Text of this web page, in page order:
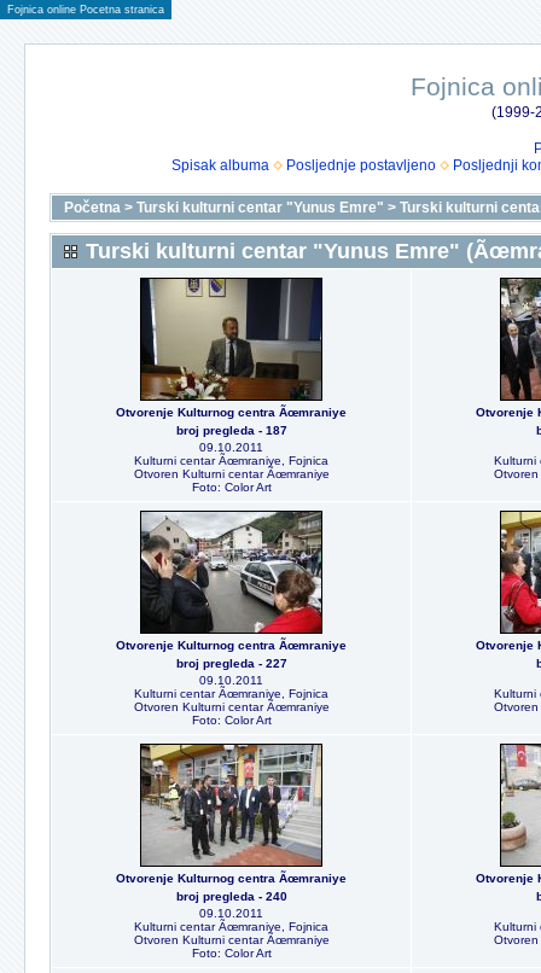
Fojnica online Pocetna stranica
Fojnica
(1999-
Spisak albuma
Posljednje postavljeno Posljednji
Početna > Turski kulturni centar "Yunus Emre" > Turski kulturni
Turski kulturni centar "Yunus Emre"
Otvorenje Kulturnog centra Ãœmraniye
broj pregleda - 187
09.10.2011
Kulturni centar Ãœmraniye, Fojnica
Otvoren Kulturni centar Ãœmraniye
Foto: Color Art
Otvorenje
Kulturni
Otvorenje Kulturnog centra Ãœmraniye
broj pregleda - 227
09.10.2011
Kulturni centar Ãœmraniye, Fojnica
Otvoren Kulturni centar Ãœmraniye
Foto: Color Art
Otvorenje
Kulturni
Otvorenje Kulturnog centra Ãœmraniye
broj pregleda - 240
09.10.2011
Kulturni centar Ãœmraniye, Fojnica
Otvoren Kulturni centar Ãœmraniye
Foto: Color Art
Otvorenje
Kulturni